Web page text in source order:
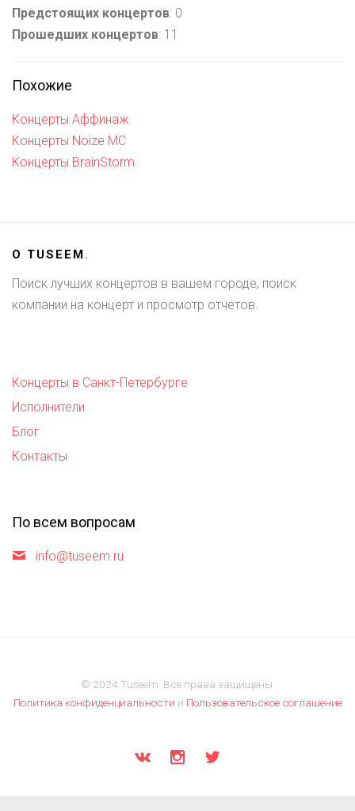
Предстоящих концертов: 0
Прошедших концертов: 11
Похожие
Концерты Аффинаж
Концерты Noize MC
Концерты BrainStorm
О TUSEEM.
Поиск лучших концертов в вашем городе, поиск
компании на концерт и просмотр отчетов.
Концерты в Санкт-Петербурге
Исполнители
Блог
Контакты
По всем вопросам
info@tuseem.ru
© 2024 Tuseem. Все права защищены.
Политика конфиденциальности и Пользовательское соглашение